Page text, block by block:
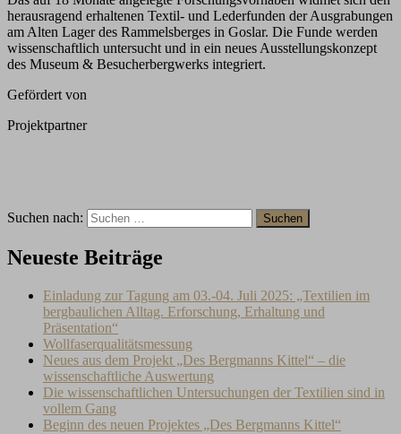
herausragend erhaltenen Textil- und Lederfunden der Ausgrabungen
am Alten Lager des Rammelsberges in Goslar. Die Funde werden
wissenschaftlich untersucht und in ein neues Ausstellungskonzept
des Museum & Besucherbergwerks integriert.
Gefördert von
Projektpartner
Suchen nach:
Neueste Beiträge
Einladung zur Tagung am 03.-04. Juli 2025: „Textilien im
bergbaulichen Alltag. Erforschung, Erhaltung und
Präsentation“
Wollfaserqualitätsmessung
Neues aus dem Projekt „Des Bergmanns Kittel“ – die
wissenschaftliche Auswertung
Die wissenschaftlichen Untersuchungen der Textilien sind in
vollem Gang
Beginn des neuen Projektes „Des Bergmanns Kittel“